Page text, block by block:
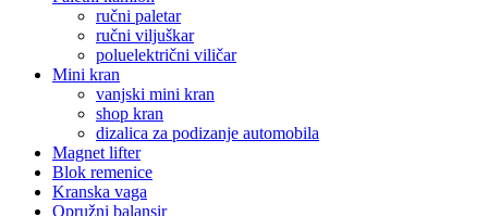
ručni paletar
ručni viljuškar
poluelektrični viličar
Mini kran
vanjski mini kran
shop kran
dizalica za podizanje automobila
Magnet lifter
Blok remenice
Kranska vaga
Opružni balansir